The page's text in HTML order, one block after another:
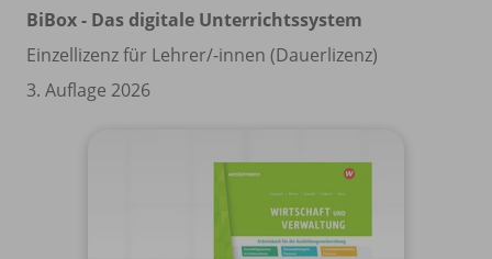
BiBox - Das digitale Unterrichtssystem
Einzellizenz für Lehrer/-innen (Dauerlizenz)
3. Auflage 2026